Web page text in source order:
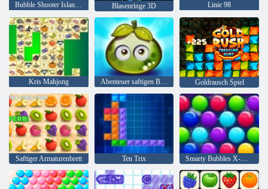
Bubble Shooter Island Quest Blasenringe 3D Linie 98
Kris Mahjong Abenteuer saftigen Beeren Goldrausch Spiel
Saftiger Armaturenbrett Ten Trix Smarty Bubbles X-Mas